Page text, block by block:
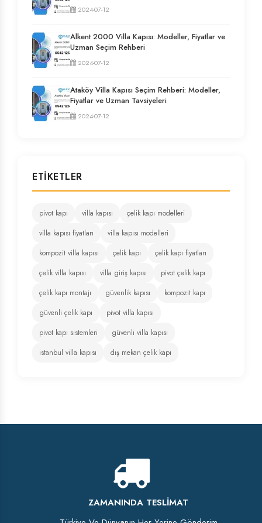
2024-07-12
Alkent 2000 Villa Kapısı: Modeller, Fiyatlar ve
Uzman Seçim Rehberi
2024-07-12
Ataköy Villa Kapısı Seçim Rehberi: Modeller,
Fiyatlar ve Uzman Tavsiyeleri
2024-07-12
ETIKETLER
pivot kapı villa kapısı
çelik kapı modelleri
villa kapısı fiyatları
villa kapısı modelleri
kompozit villa kapısı
çelik kapı
çelik kapı fiyatları
çelik villa kapısı
villa giriş kapısı
pivot çelik kapı
çelik kapı montajı
güvenlik kapısı
kompozit kapı
güvenli çelik kapı
pivot villa kapısı
pivot kapı sistemleri
güvenli villa kapısı
istanbul villa kapısı
dış mekan çelik kapı
ZAMANINDA TESLIMAT